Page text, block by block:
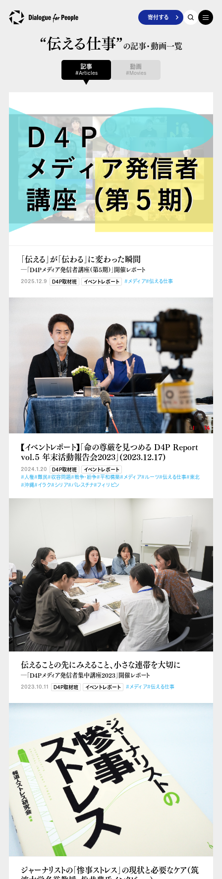
寄付する
“伝える仕事”の記事・動画一覧
記事
#Articles
動画
#Movies
「伝える」が「伝わる」に変わった瞬間
―「D4Pメディア発信者講座（第5期）」開催レポート
2025.12.9 D4P取材班 イベントレポート #メディア#伝える仕事
【イベントレポート】「命の尊厳を見つめる D4P Report
vol.５ 年末活動報告会2023」(2023.12.17)
2024.1.20 D4P取材班
イベントレポート
#人権#難民#収容問題#戦争・紛争#平和構築#メディア#ルーツ#伝える仕事#東北
#沖縄#イラク#シリア#パレスチナ#フィリピン
伝えることの先にみえること、小さな連帯を大切に
―「D4Pメディア発信者集中講座2023」開催レポート
2023.10.11 D4P取材班 イベントレポート #メディア#伝える仕事
ジャーナリストの「惨事ストレス」の現状と必要なケア（筑